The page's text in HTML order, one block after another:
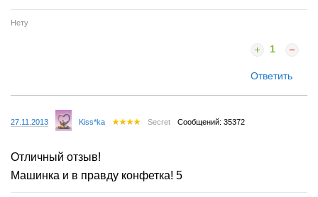
Нету
1
Ответить
27.11.2013 Kiss*ka Secret Сообщений: 35372
Отличный отзыв!
Машинка и в правду конфетка! 5